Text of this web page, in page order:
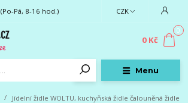
Menu
CZK
(Po-Pá, 8-16 hod.)
0
0 Kč
Jídelní židle WOLTU, kuchyňská židle čalouněná židle